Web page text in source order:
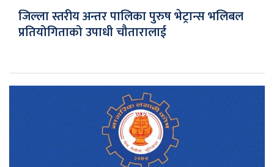
जिल्ला स्तरीय अन्तर पालिका पुरुष भेट्रान्स भलिबल
प्रतियोगिताको उपाधी चौतारालाई